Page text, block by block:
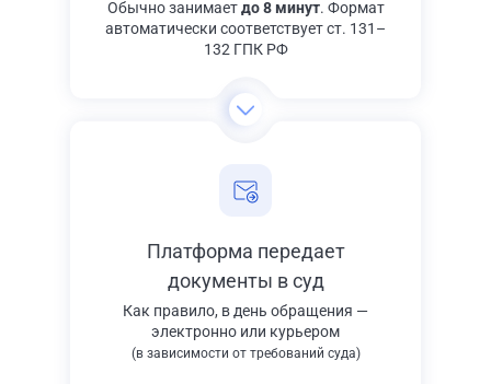
Обычно занимаетдо 8 минут. Формат
автоматически соответствует ст. 131–
132 ГПК РФ
Платформа передает
документы в суд
Как правило, в день обращения —
электронно или курьером
(в зависимости от требований суда)